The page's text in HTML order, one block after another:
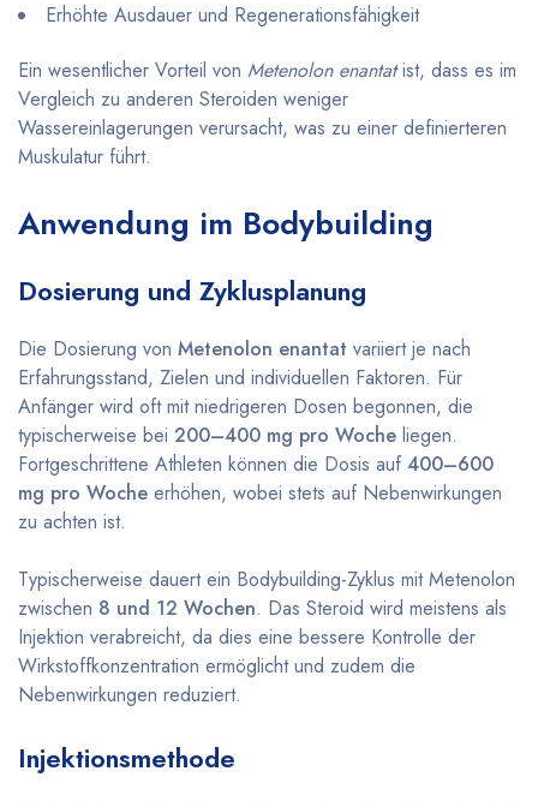
Erhöhte Ausdauer und Regenerationsfähigkeit
Ein wesentlicher Vorteil von Metenolon enantatist, dass es im
Vergleich zu anderen Steroiden weniger
Wassereinlagerungen verursacht, was zu einer definierteren
Muskulatur führt.
Anwendung im Bodybuilding
Dosierung und Zyklusplanung
Die Dosierung von Metenolon enantat variiert je nach
Erfahrungsstand, Zielen und individuellen Faktoren. Für
Anfänger wird oft mit niedrigeren Dosen begonnen, die
typischerweise bei 200–400 mg pro Woche liegen.
Fortgeschrittene Athleten können die Dosis auf 400–600
mg pro Woche erhöhen, wobei stets auf Nebenwirkungen
zu achten ist.
Typischerweise dauert ein Bodybuilding-Zyklus mit Metenolon
zwischen 8 und 12 Wochen. Das Steroid wird meistens als
Injektion verabreicht, da dies eine bessere Kontrolle der
Wirkstoffkonzentration ermöglicht und zudem die
Nebenwirkungen reduziert.
Injektionsmethode